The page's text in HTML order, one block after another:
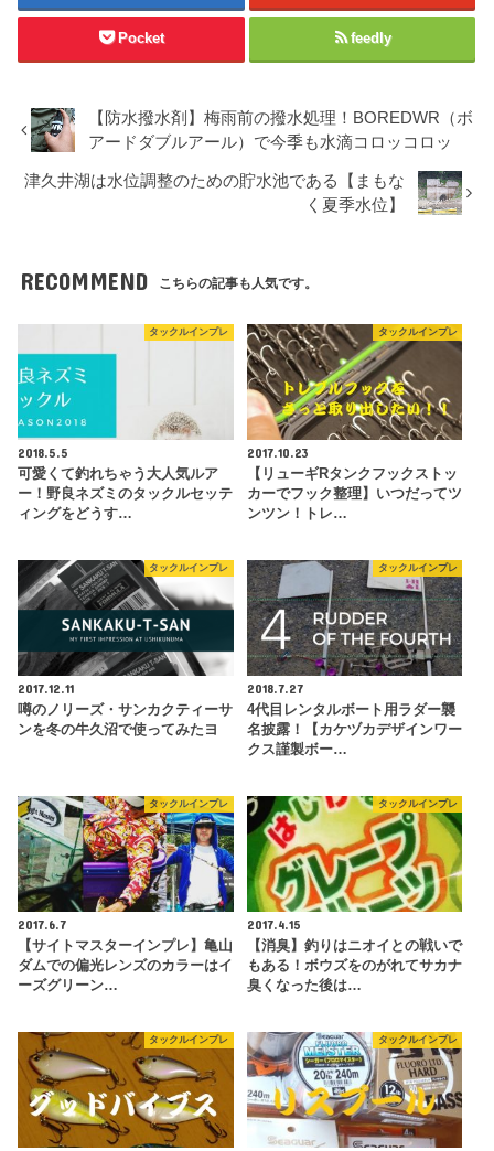
Pocket feedly
【防水撥水剤】梅雨前の撥水処理！BOREDWR（ボ
アードダブルアール）で今季も水滴コロッコロッ
津久井湖は水位調整のための貯水池である【まもな
く夏季水位】
RECOMMEND こちらの記事も人気です。
タックルインプレ
2018.5.5
可愛くて釣れちゃう大人気ルア
ー！野良ネズミのタックルセッテ
ィングをどうす…
タックルインプレ
2017.10.23
【リューギRタンクフックストッ
カーでフック整理】いつだってツ
ンツン！トレ…
タックルインプレ
2017.12.11
噂のノリーズ・サンカクティーサ
ンを冬の牛久沼で使ってみたヨ
タックルインプレ
2018.7.27
4代目レンタルボート用ラダー襲
名披露！【カケヅカデザインワー
クス謹製ボー…
タックルインプレ
2017.6.7
【サイトマスターインプレ】亀山
ダムでの偏光レンズのカラーはイ
ーズグリーン…
タックルインプレ
2017.4.15
【消臭】釣りはニオイとの戦いで
もある！ボウズをのがれてサカナ
臭くなった後は…
タックルインプレ タックルインプレ